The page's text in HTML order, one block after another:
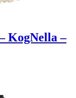
KogNella –